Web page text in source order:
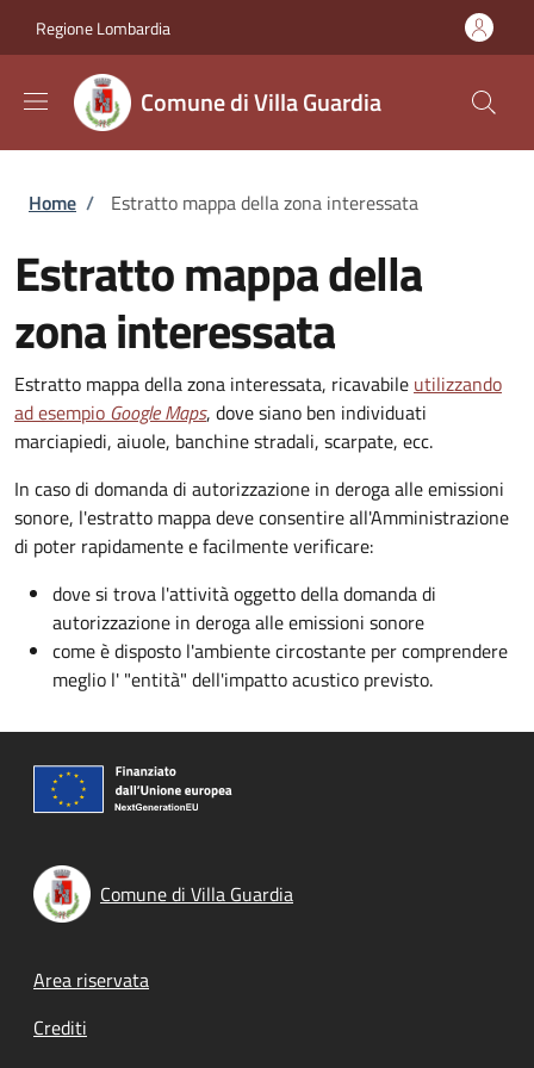
Regione Lombardia
Comune di Villa Guardia
Briciole di pane
Home / Estratto mappa della zona interessata
Estratto mappa della
zona interessata
Estratto mappa della zona interessata, ricavabile utilizzando
ad esempio Google Maps, dove siano ben individuati
marciapiedi, aiuole, banchine stradali, scarpate, ecc.
In caso di domanda di autorizzazione in deroga alle emissioni
sonore, l'estratto mappa deve consentire all'Amministrazione
di poter rapidamente e facilmente verificare:
dove si trova l'attività oggetto della domanda di
autorizzazione in deroga alle emissioni sonore
come è disposto l'ambiente circostante per comprendere
meglio l' "entità" dell'impatto acustico previsto.
Comune di Villa Guardia
Footer menu
Area riservata
Crediti